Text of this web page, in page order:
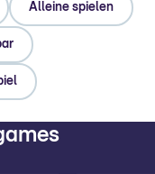
Alleine spielen